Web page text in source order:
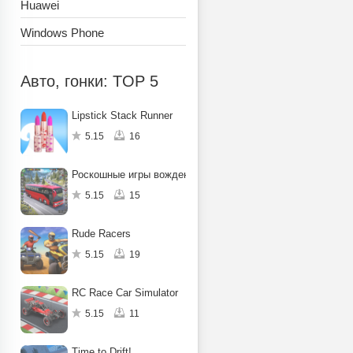
Huawei
Windows Phone
Авто, гонки: TOP 5
Lipstick Stack Runner
5.15 16
Роскошные игры вождение
5.15 15
Rude Racers
5.15 19
RC Race Car Simulator
5.15 11